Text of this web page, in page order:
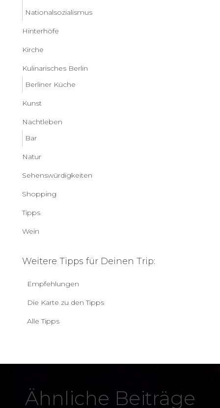
Nationalsozialismus
Hinterhöfe
Kirche
Kulinarisches Berlin
Berliner Küche
Kunst
Nachtleben
Bar
Natur
Sehenswürdigkeiten
Shopping
Tipps
Wein
Weitere Tipps für Deinen Trip:
Empfehlungen
Die Karte zu den Tipps
Alle Tipps
Ähnliche Beiträge